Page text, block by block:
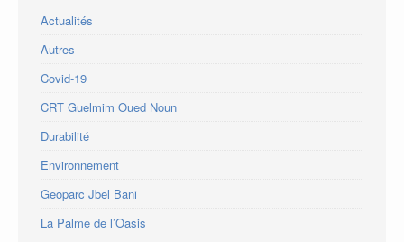
Actualités
Autres
Covid-19
CRT Guelmim Oued Noun
Durabilité
Environnement
Geoparc Jbel Bani
La Palme de l’Oasis